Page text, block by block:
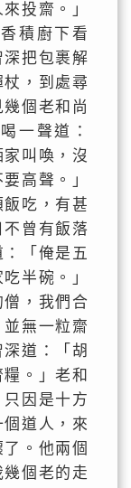
投齋。」
積廚下看
把包裹解
，到處尋
個老和尚
一聲道：
家叫喚，沒
高聲。」
吃，有甚
曾有飯落
「俺是五
半碗。」
，我們合
無一粒齋
道：「胡
。」老和
因是十方
道人，來
。他兩個
個老的走